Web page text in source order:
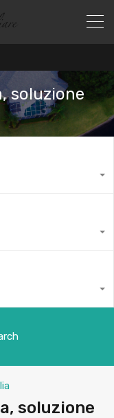
soluzione
soluzione